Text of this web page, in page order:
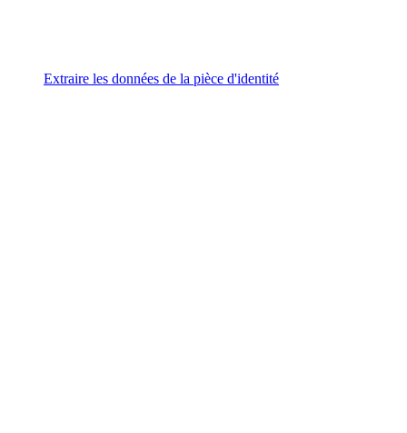
Extraire les données de la pièce d'identité